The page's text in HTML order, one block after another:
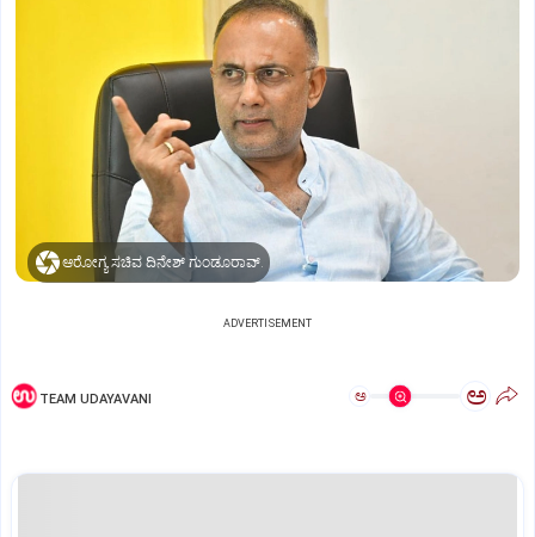
ಆರೋಗ್ಯ ಸಚಿವ ದಿನೇಶ್‌ ಗುಂಡೂರಾವ್‌.
ADVERTISEMENT
TEAM UDAYAVANI ಅ ಅ